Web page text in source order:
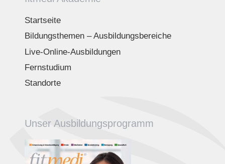
Startseite
Bildungsthemen – Ausbildungsbereiche
Live-Online-Ausbildungen
Fernstudium
Standorte
Unser Ausbildungsprogramm